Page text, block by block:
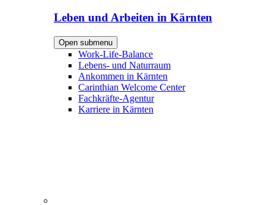
Leben und Arbeiten in Kärnten
Open submenu
Work-Life-Balance
Lebens- und Naturraum
Ankommen in Kärnten
Carinthian Welcome Center
Fachkräfte-Agentur
Karriere in Kärnten